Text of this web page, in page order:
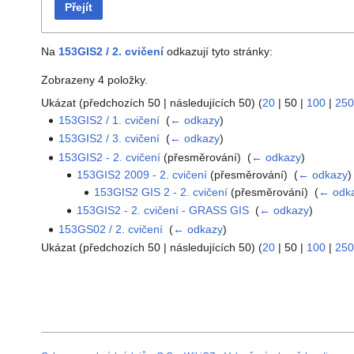
Přejít
Na 153GIS2 / 2. cvičeníodkazují tyto stránky:
Zobrazeny 4 položky.
Ukázat (předchozích 50 | následujících 50) (20 | 50 | 100 | 250
153GIS2 / 1. cvičení ‎(← odkazy)
153GIS2 / 3. cvičení ‎(← odkazy)
153GIS2 - 2. cvičení (přesměrování) ‎(← odkazy)
153GIS2 2009 - 2. cvičení(přesměrování) ‎ (← odkazy)
153GIS2 GIS 2 - 2. cvičení (přesměrování) ‎(←
153GIS2 - 2. cvičení - GRASS GIS‎ (← odkazy)
153GS02 / 2. cvičení ‎(← odkazy)
Ukázat (předchozích 50 | následujících 50) (20 | 50 | 100 | 250